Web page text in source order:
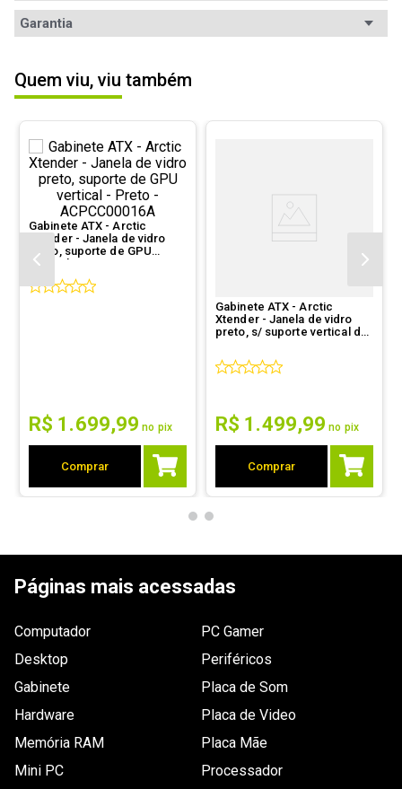
Avaliações
5 estrelas
4estrelas
2estrelas
1estrela
0
Ordernar por:
Enviado há 9 anos
Excelente gabinete. Espaçoso e muito
Por : Ricardo R. De Fortaleza - CE
Essa avaliação foi útil?
1 - 1de1
Garantia
Quem viu, viu também
Gabinete ATX - Arctic
Xtender - Janela de vidro
preto, suporte de GPU
vertical - Preto -
ACPCC00016A
R$ 1 .699,99 no pix
Comprar
Gabinete ATX - Arctic
Xtender - Janela de vidro
preto, s/ suporte vertical de
R$ 1 .499,99 no pix
Comprar
Páginas mais acessadas
Computador
Desktop
Gabinete
Hardware
Memória RAM
Mini PC
PC Gamer
Periféricos
Placa de Som
Placa de Video
Placa Mãe
Processador